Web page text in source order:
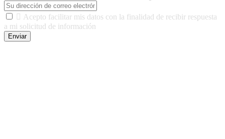
 Acepto facilitar mis datos con la finalidad de recibir respuesta
a mi solicitud de información
Enviar